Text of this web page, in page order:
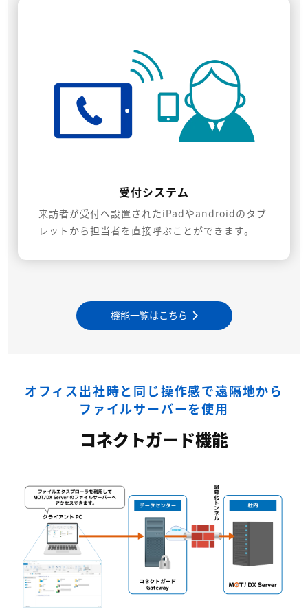
受付システム
来訪者が受付へ設置されたiPadやandroidのタブ
レットから担当者を直接呼ぶことができます。
機能一覧はこちら
オフィス出社時と同じ操作感で遠隔地から
ファイルサーバーを使用
コネクトガード機能